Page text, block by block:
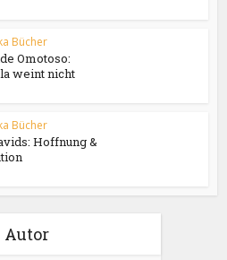
Bücher
Omotoso:
weint nicht
Bücher
Hoffnung &
Autor